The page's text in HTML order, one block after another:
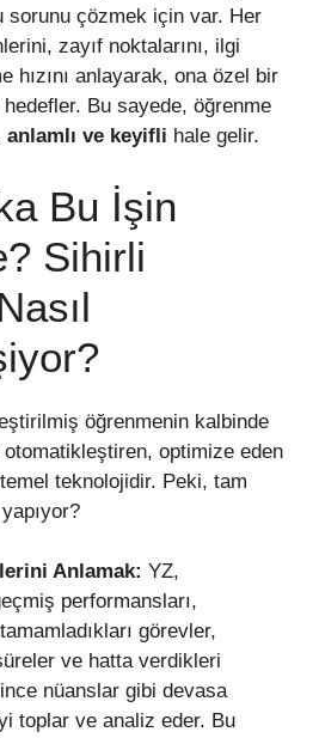
sorunu çözmek için var. Her
zayıf noktalarını, ilgi
hızını anlayarak, ona özel bir
Bu sayede, öğrenme
ve keyifli hale gelir.
Bu İşin
Sihirli
öğrenmenin kalbinde
optimize eden
teknolojidir. Peki, tam
Anlamak: YZ,
performansları,
görevler,
ve hatta verdikleri
nüanslar gibi devasa
toplar ve analiz eder. Bu